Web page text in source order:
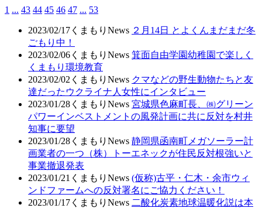
1 ... 43 44 45 46 47 ... 53
2023/02/17 くまもりNews ２月14日 とよくんまだまだ冬
ごもり中！
2023/02/06 くまもりNews 箕面自由学園幼稚園で楽しく
くまもり環境教育
2023/02/02 くまもりNews クマなどの野生動物たちと友
達だったウクライナ人女性にインタビュー
2023/01/28 くまもりNews 宮城県色麻町長、㈱グリーン
パワーインベストメントの風発計画に共に反対を村井
知事に要望
2023/01/28 くまもりNews 静岡県函南町メガソーラー計
画業者の一つ（株）トーエネックが住民反対根強いと
事業撤退発表
2023/01/21 くまもりNews (仮称)古平・仁木・余市ウィ
ンドファームへの反対署名にご協力ください！
2023/01/17 くまもりNews 二酸化炭素地球温暖化説は本